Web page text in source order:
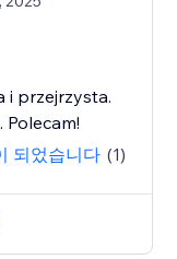
i przejrzysta.
되었습니다 (1)